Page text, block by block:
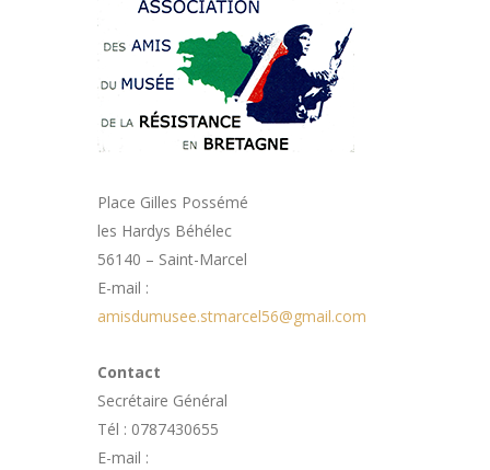
Place Gilles Possémé
les Hardys Béhélec
56140 – Saint-Marcel
E-mail :
amisdumusee.stmarcel56@gmail.com
Contact
Secrétaire Général
Tél : 0787430655
E-mail :